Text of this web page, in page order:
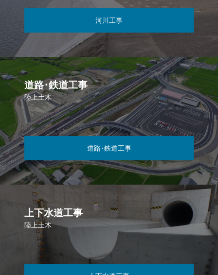
河川工事
道路･鉄道工事
陸上土木
道路･鉄道工事
上下水道工事
陸上土木